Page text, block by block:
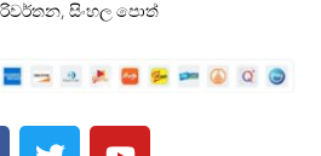
, සිංහල පොත්